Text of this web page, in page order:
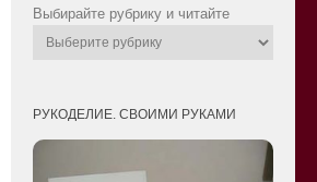
Выбирайте рубрику и читайте
РУКОДЕЛИЕ. СВОИМИ РУКАМИ